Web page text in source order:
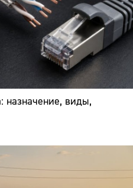
назначение, виды,